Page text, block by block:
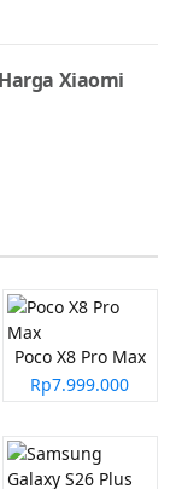
Xiaomi
Poco X8 Pro Max
Rp7.999.000